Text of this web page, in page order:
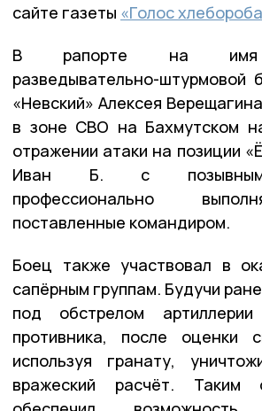
сайте газеты «Голос
В рапорте на имя
разведывательно-штурмовой
«Невский» Алексея
в зоне СВО на Бахмутском
отражении атаки на позиции
Иван Б. с позывным
профессионально
поставленные командиром.
Боец также участвовал в
сапёрным группам. Будучи
под обстрелом
противника, после оценки
используя гранату,
вражеский расчёт. Таким